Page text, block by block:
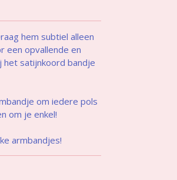
hem subtiel alleen
een opvallende en
het satijnkoord bandje
om iedere pols
om je enkel!
armbandjes!